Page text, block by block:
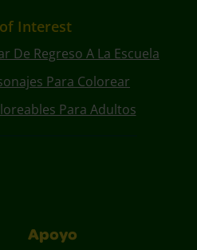
Interest
De Regreso A La Escuela
Para Colorear
Para Adultos
Apoyo